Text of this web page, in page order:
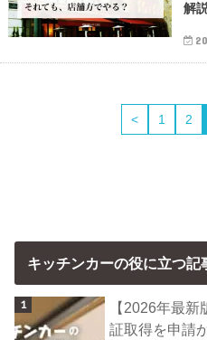
解
< 1 2
キッチンカーの役に立つ記
【2026年最
証取得を申請